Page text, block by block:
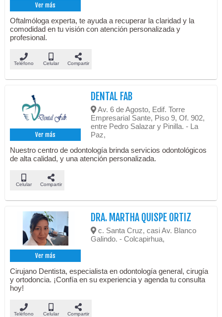
Ver más
Oftalmóloga experta, te ayuda a recuperar la claridad y la
comodidad en tu visión con atención personalizada y
profesional.
Teléfono Celular Compartir
Ver más
DENTAL FAB
Av. 6 de Agosto, Edif. Torre
Empresarial Sante, Piso 9, Of. 902,
entre Pedro Salazar y Pinilla. - La
Paz,
Nuestro centro de odontología brinda servicios odontológicos
de alta calidad, y una atención personalizada.
Celular Compartir
Ver más
DRA. MARTHA QUISPE ORTIZ
c. Santa Cruz, casi Av. Blanco
Galindo. - Colcapirhua,
Cirujano Dentista, especialista en odontología general, cirugía
y ortodoncia. ¡Confía en su experiencia y agenda tu consulta
hoy!
Teléfono Celular Compartir